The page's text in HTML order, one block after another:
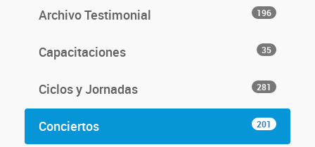
Archivo Testimonial 196
Capacitaciones 35
Ciclos y Jornadas 281
Conciertos 201